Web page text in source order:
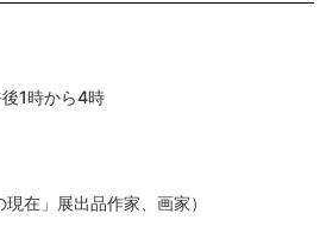
1時から4時
在」展出品作家、画家）